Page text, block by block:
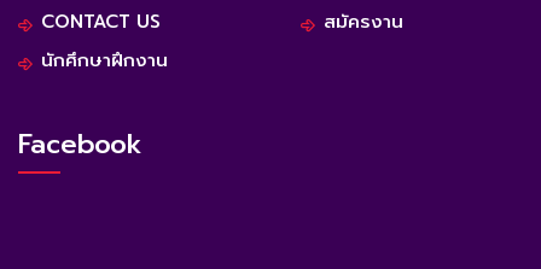
CONTACT US
สมัครงาน
นักศึกษาฝึกงาน
Facebook